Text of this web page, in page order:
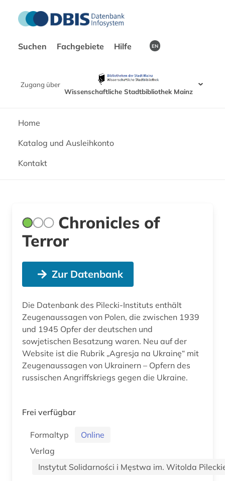
Suchen Fachgebiete Hilfe EN
Zugang über
Wissenschaftliche Stadtbibliothek Mainz
Home
Katalog und Ausleihkonto
Kontakt
Chronicles of
Terror
Zur Datenbank
Die Datenbank des Pilecki-Instituts enthält
Zeugenaussagen von Polen, die zwischen 1939
und 1945 Opfer der deutschen und
sowjetischen Besatzung waren. Neu auf der
Website ist die Rubrik „Agresja na Ukrainę“ mit
Zeugenaussagen von Ukrainern – Opfern des
russischen Angriffskriegs gegen die Ukraine.
Frei verfügbar
Formaltyp
Online
Verlag
Instytut Solidarności i Męstwa im. Witolda